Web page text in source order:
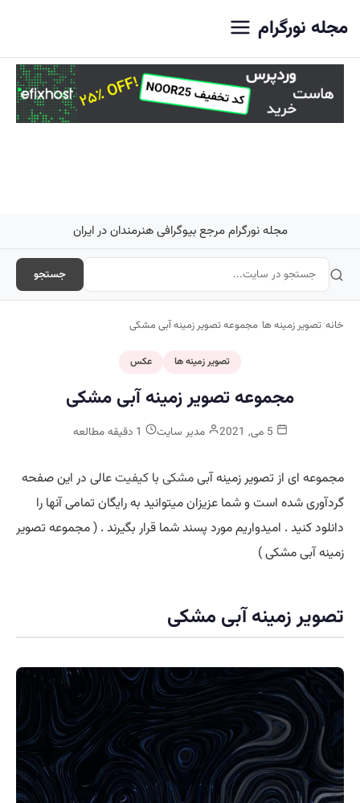
مجله نورگرام
مجله نورگرام مرجع بیوگرافی هنرمندان در ایران
جستجو
خانه/تصویر زمینه ها /مجموعه تصویر زمینه آبی مشکی
تصویر زمینه ها عکس
مجموعه تصویر زمینه آبی مشکی
مدیر سایت
مجموعه ای از تصویر زمینه آبیمشکی با کیفیتعالی در این صفحه
گردآوری شده است و شما عزیزان میتوانید به رایگان تمامی آنها را
دانلود کنید . امیدواریم مورد پسند شما قرار بگیرند . ( مجموعه تصویر
زمینه آبی مشکی )
تصویر زمینه آبی مشکی